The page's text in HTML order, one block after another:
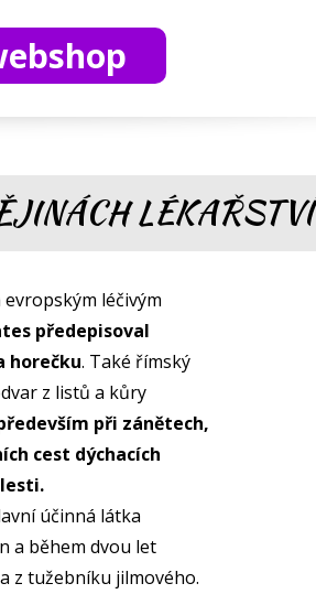
LÉKAŘSTVÍ
léčivým
předepisoval
horečku. Také římský
z listů a kůry
při zánětech,
cest dýchacích
účinná látka
a během dvou let
z tužebníku jilmového.